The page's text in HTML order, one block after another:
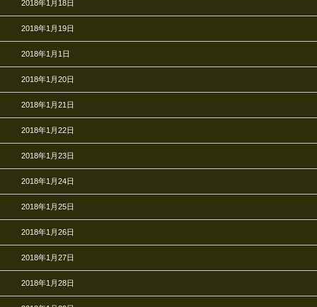
2018年1月18日
2018年1月19日
2018年1月1日
2018年1月20日
2018年1月21日
2018年1月22日
2018年1月23日
2018年1月24日
2018年1月25日
2018年1月26日
2018年1月27日
2018年1月28日